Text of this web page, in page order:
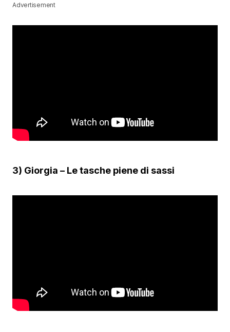
Advertisement
3) Giorgia – Le tasche piene di sassi